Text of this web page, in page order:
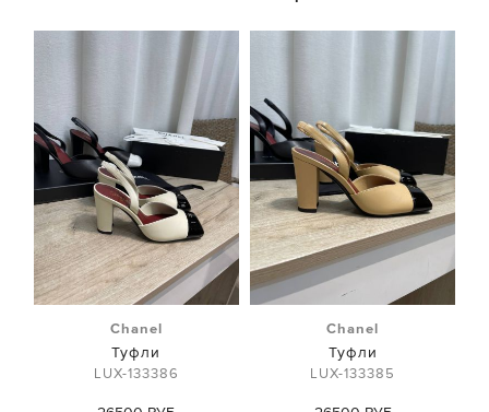
Chanel
Туфли
LUX-133386
Chanel
Туфли
LUX-133385